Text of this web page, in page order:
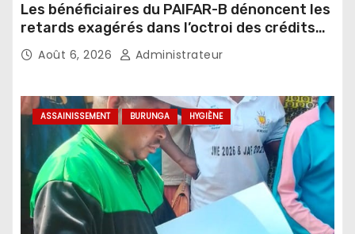
Les bénéficiaires du PAIFAR-B dénoncent les
retards exagérés dans l’octroi des crédits
agricoles
Août 6, 2026 Administrateur
ASSAINISSEMENT BURUNGA HYGIÈNE